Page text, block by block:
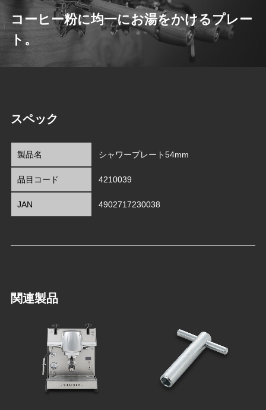
コーヒー粉に均一にお湯をかけるプレー
ト。
スペック
製品名 シャワープレート54mm
品目コード 4210039
JAN 4902717230038
関連製品